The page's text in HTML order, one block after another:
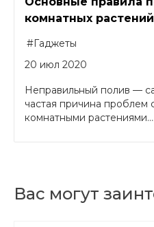
комнатных растений
#Гаджеты
20 июл 2020
Неправильный полив —
частая причина проблем
комнатными растениями....
Вас могут